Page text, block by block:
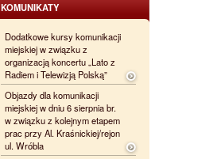
KOMUNIKATY
Dodatkowe kursy komunikacji
miejskiej w związku z
organizacją koncertu „Lato z
Radiem i Telewizją Polską”
Objazdy dla komunikacji
miejskiej w dniu 6 sierpnia br.
w związku z kolejnym etapem
prac przy Al. Kraśnickiej/rejon
ul. Wróbla